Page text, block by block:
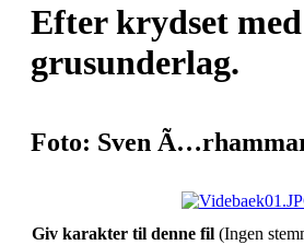
Efter krydset
grusunderlag.
Foto: Sven
Giv karakter til denne fil (Ingen